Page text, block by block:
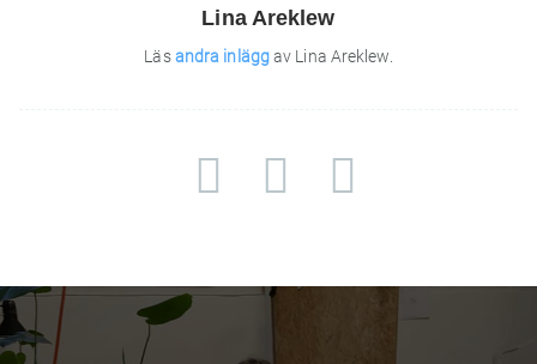
Lina Areklew
Läsandra inläggav Lina Areklew.